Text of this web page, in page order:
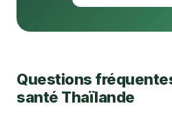
Questions
santé Thaïlande